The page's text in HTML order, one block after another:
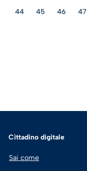
44 45 46 47
Cittadino digitale
Sai come